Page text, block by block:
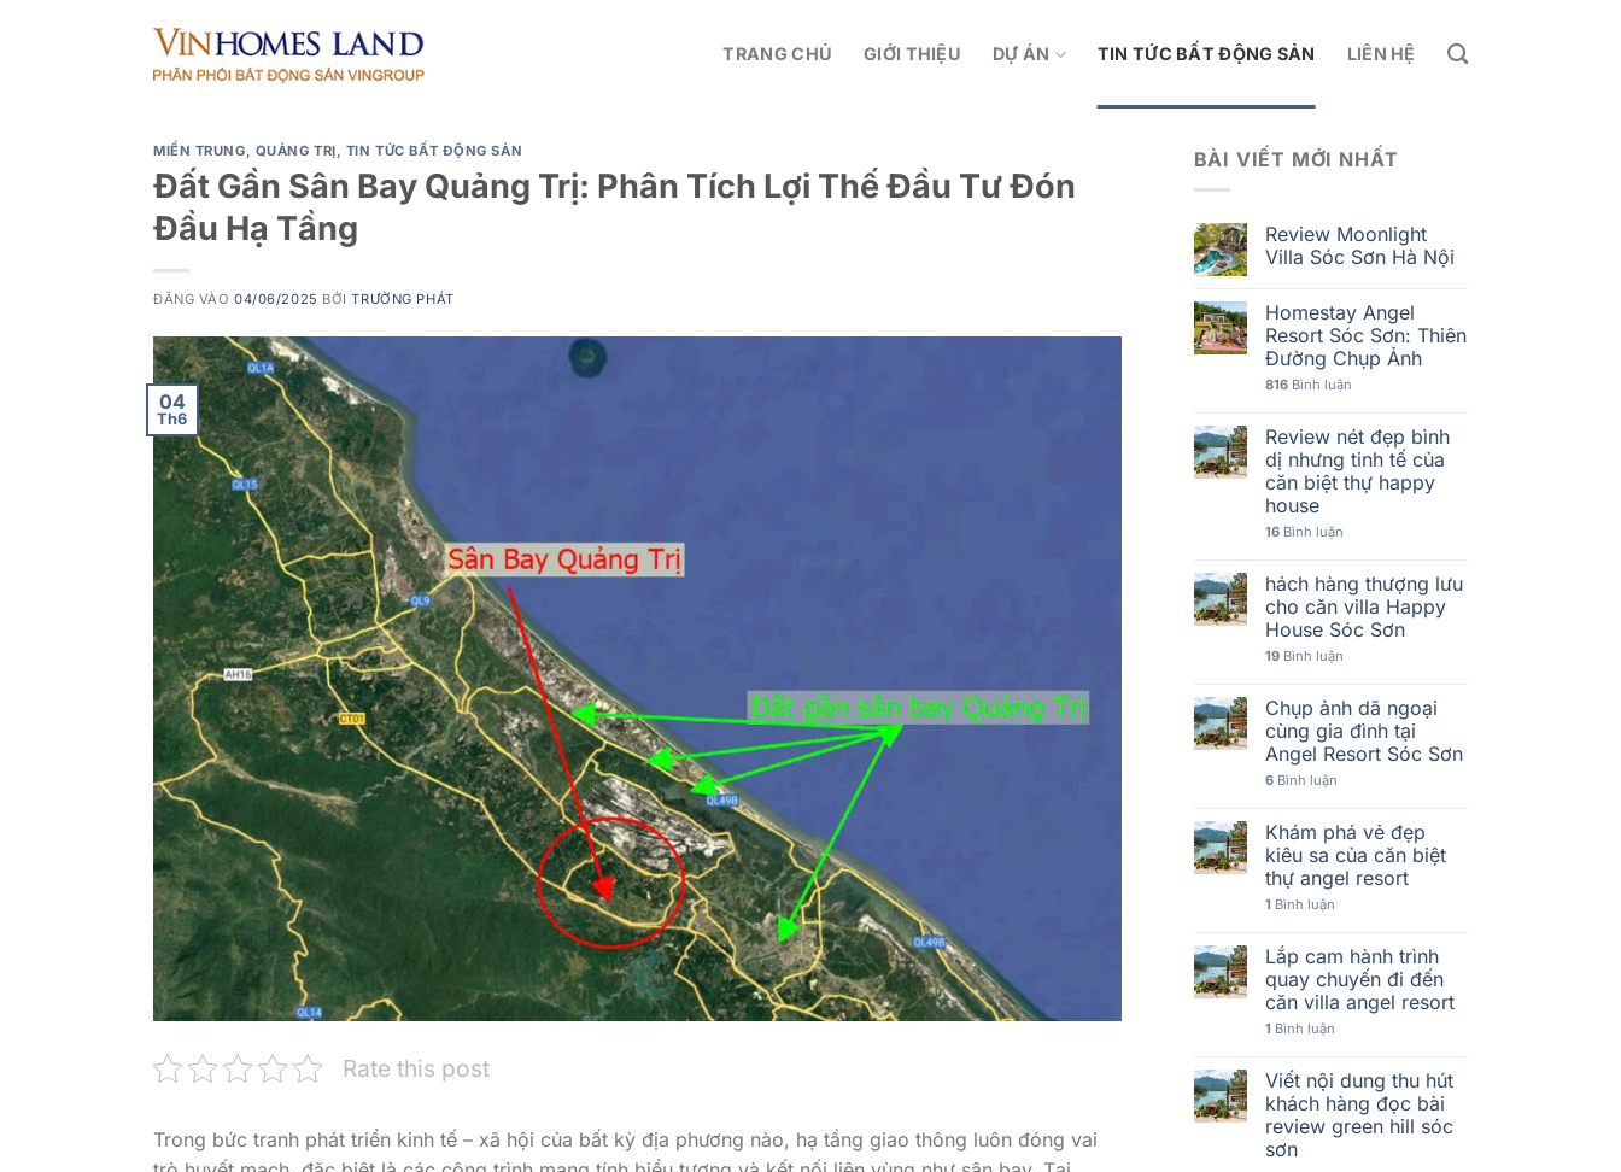
TRANG CHỦ GIỚI THIỆU DỰ ÁN TIN TỨC BẤT ĐỘNG SẢN LIÊN HỆ
MIỀN TRUNG, QUẢNG TRỊ, TIN TỨC BẤT ĐỘNG SẢN
Đất Gần Sân Bay Quảng Trị: Phân Tích Lợi Thế Đầu Tư Đón
Đầu Hạ Tầng
ĐĂNG VÀO04/06/2025 BỞITRƯỜNG PHÁT
04
Th6
Rate this post
Trong bức tranh phát triển kinh tế – xã hội của bất kỳ địa phương nào, hạ tầng giao thông luôn đóng vai
BÀI VIẾT MỚI NHẤT
Review Moonlight
Villa Sóc Sơn Hà Nội
Homestay Angel
Resort Sóc Sơn: Thiên
Đường Chụp Ảnh
816Bình luận
Review nét đẹp bình
dị nhưng tinh tế của
căn biệt thự happy
house
16Bình luận
hách hàng thượng lưu
cho căn villa Happy
House Sóc Sơn
19Bình luận
Chụp ảnh dã ngoại
cùng gia đình tại
Angel Resort Sóc Sơn
6Bình luận
Khám phá vẻ đẹp
kiêu sa của căn biệt
thự angel resort
1 Bình luận
Lắp cam hành trình
quay chuyến đi đến
căn villa angel resort
1 Bình luận
Viết nội dung thu hút
khách hàng đọc bài
review green hill sóc
sơn